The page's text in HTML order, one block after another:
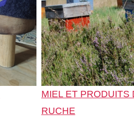
MIEL ET PRODUITS
RUCHE